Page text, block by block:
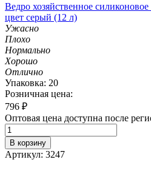
Ведро хозяйственное
цвет серый (12 л)
Ужасно
Плохо
Нормально
Хорошо
Отлично
Упаковка: 20
Розничная цена:
796 ₽
Оптовая цена доступна после
В корзину
Артикул: 3247